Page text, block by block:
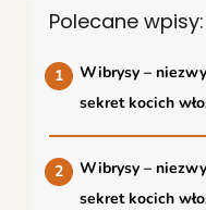
Polecane wpisy:
Wibrysy –
sekret kocich
Wibrysy –
sekret kocich